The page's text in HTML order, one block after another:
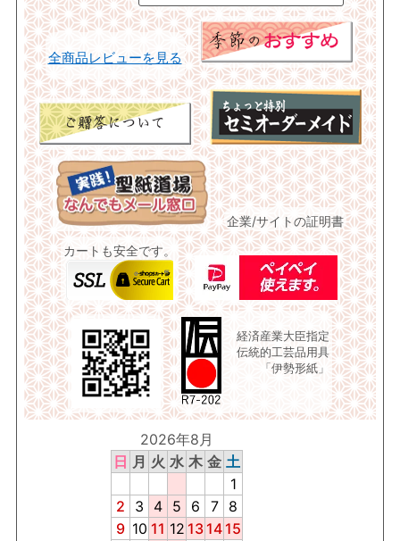
全商品レビューを見る
企業/サイトの証明書
カートも安全です。
経済産業大臣指定
伝統的工芸品用具
「伊勢形紙」
2026年8月
日 月 火 水 木 金 土
1
2
3 4 5 6 7
8
9 10 11 12 13 14 15